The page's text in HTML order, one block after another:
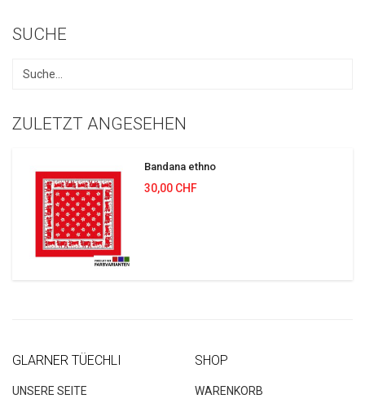
SUCHE
ZULETZT ANGESEHEN
Bandana ethno
30,00 CHF
GLARNER TÜECHLI
UNSERE SEITE
SHOP
WARENKORB